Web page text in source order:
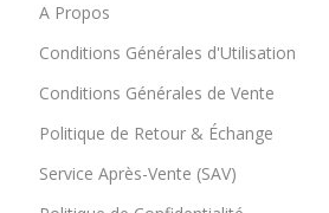
A Propos
Conditions Générales d'Utilisation
Conditions Générales de Vente
Politique de Retour & Échange
Service Après-Vente (SAV)